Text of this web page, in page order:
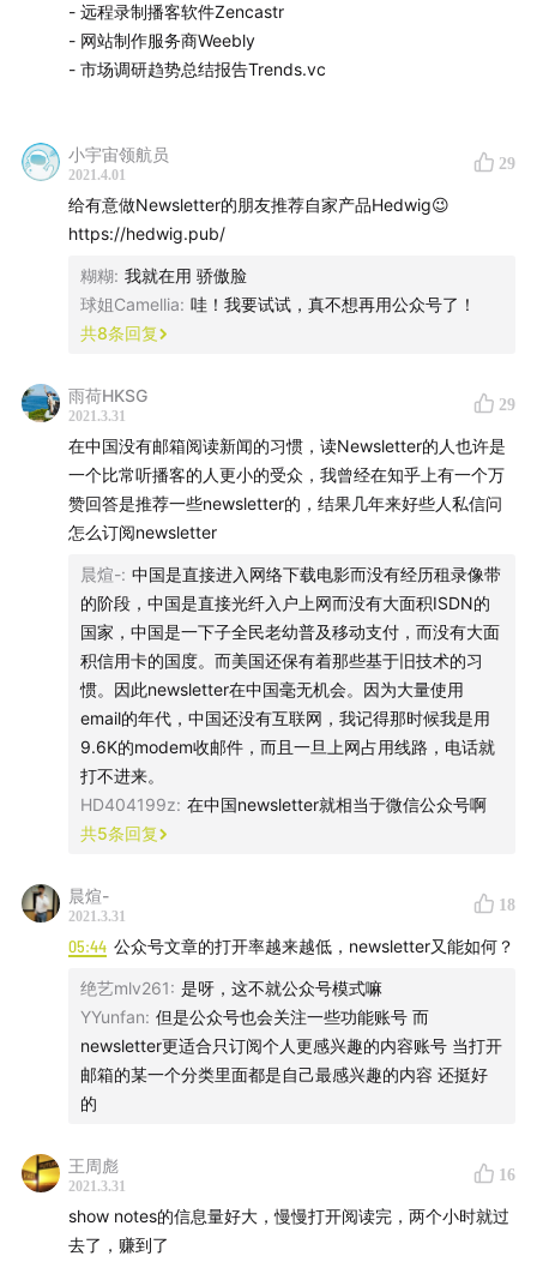
本期节目的嘉宾是 Newsletter 的「紫钻氪金玩家」
，我们将从邮件通讯聊起，谈谈创作者经济为何在近两
年内火了起来；有哪些值得订阅的 newsletter；被称为创
（creator economy）会如何改变内容创作生态，它是昙
花一现，还是将成为持续的潮流？
欢迎收听。（P.S.别错过最后的彩蛋哦！
【主播】
，声动活泼联合创始人
【嘉宾】
糊糊
，Casticle
【主要话题】
Newsletter， 旧物为何成新潮
内容创作生态或将被改变
【相关节目】
#40 被一线硅谷VC追捧，这家公司带来了视频会议新
玩法吗
Bonus | 我们消化了大量海外内容，再来解读
Gamestop 事件
What is the “Creator Economy”?
Substack：一个在线平台，提供发布、支付、分析和设
计基础架构以支持订阅 Newsletter。
Substack 融资新闻：Substack is raising $65 million
amid newsletter boom
Newsletter：一种「一对多」的邮件通讯模式，用户提
交邮箱地址进行订阅后，机构或个人就能向这些订阅用
糊糊提及的 Newsletter
The Browser Newsletter、
Avoid Boring People、The Listener
The Everything Bundle 离开 Substack，创建独立平
- 远程录制播客软件Zencastr
- 网站制作服务商Weebly
- 市场调研趋势总结报告Trends.vc
小宇宙领航员
2021.4.01
29
给有意做Newsletter的朋友推荐自家产品Hedwig😉
https://hedwig.pub/
糊糊: 我就在用 骄傲脸
球姐Camellia: 哇！我要试试，真不想再用公众号了！
共8条回复
雨荷HKSG
2021.3.31
29
在中国没有邮箱阅读新闻的习惯，读Newsletter的人也许是
一个比常听播客的人更小的受众，我曾经在知乎上有一个万
赞回答是推荐一些newsletter的，结果几年来好些人私信问
怎么订阅newsletter
晨煊-: 中国是直接进入网络下载电影而没有经历租录像带
的阶段，中国是直接光纤入户上网而没有大面积ISDN的
国家，中国是一下子全民老幼普及移动支付，而没有大面
积信用卡的国度。而美国还保有着那些基于旧技术的习
惯。因此newsletter在中国毫无机会。因为大量使用
email的年代，中国还没有互联网，我记得那时候我是用
9.6K的modem收邮件，而且一旦上网占用线路，电话就
打不进来。
HD404199z: 在中国newsletter就相当于微信公众号啊
共5条回复
晨煊-
2021.3.31
18
05:44 公众号文章的打开率越来越低，newsletter又能如何？
绝艺mlv261: 是呀，这不就公众号模式嘛
YYunfan: 但是公众号也会关注一些功能账号 而
newsletter更适合只订阅个人更感兴趣的内容账号 当打开
邮箱的某一个分类里面都是自己最感兴趣的内容 还挺好
的
王周彪
2021.3.31
16
show notes的信息量好大，慢慢打开阅读完，两个小时就过
去了，赚到了